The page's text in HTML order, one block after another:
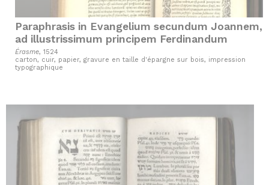
Paraphrasis in Evangelium secundum Joannem,
ad illustrissimum principem Ferdinandum
Érasme, 1524
carton, cuir, papier, gravure en taille d'épargne sur bois, impression
typographique